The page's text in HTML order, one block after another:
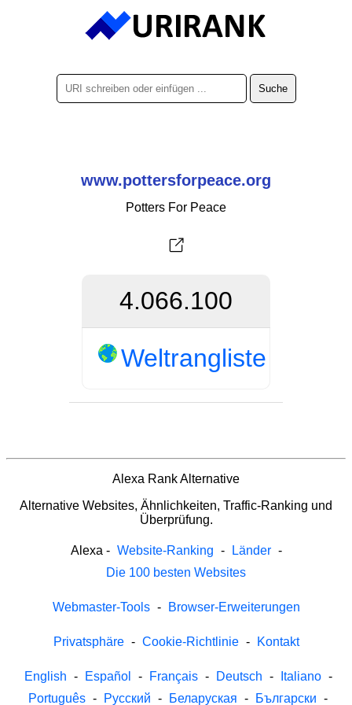
www.pottersforpeace.org
Potters For Peace
4.066.100
Weltrangliste
Alexa Rank Alternative
Alternative Websites, Ähnlichkeiten, Traffic-Ranking und
Überprüfung.
Alexa - Website-Ranking - Länder -
Die 100 besten Websites
Webmaster-Tools - Browser-Erweiterungen
Privatsphäre - Cookie-Richtlinie - Kontakt
English - Español - Français - Deutsch - Italiano -
Português - Русский - Беларуская - Български -